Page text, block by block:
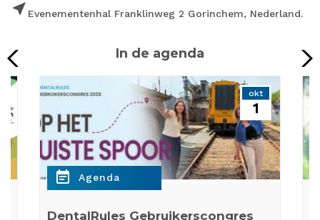
near_me Evenementenhal Franklinweg 2 Gorinchem, Nederland.
In de agenda
okt
1
event_note Agenda
DentalRules Gebruikerscongres